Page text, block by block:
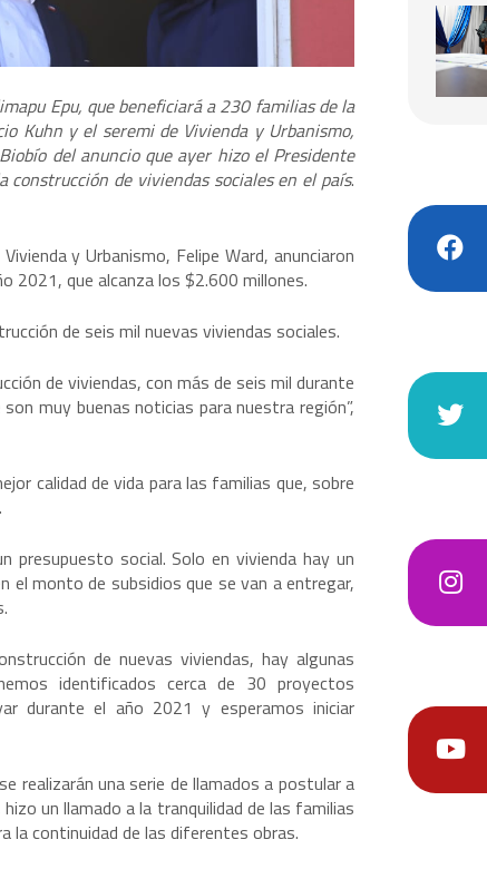
Epu, que beneficiará a 230 familias de la
Kuhn y el seremi de Vivienda y Urbanismo,
del anuncio que ayer hizo el Presidente
de viviendas sociales en el país.
y Urbanismo, Felipe Ward, anunciaron
2021, que alcanza los $2.600 millones.
de seis mil nuevas viviendas sociales.
de viviendas, con más de seis mil durante
muy buenas noticias para nuestra región”,
calidad de vida para las familias que, sobre
presupuesto social. Solo en vivienda hay un
monto de subsidios que se van a entregar,
de nuevas viviendas, hay algunas
identificados cerca de 30 proyectos
durante el año 2021 y esperamos iniciar
realizarán una serie de llamados a postular a
un llamado a la tranquilidad de las familias
la continuidad de las diferentes obras.